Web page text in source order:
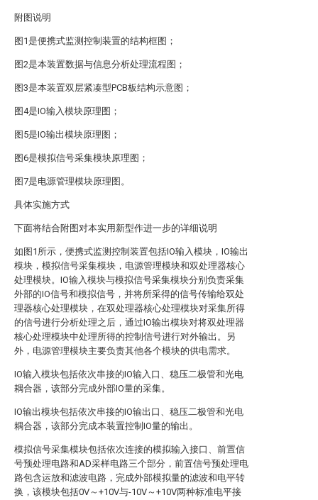
附图说明
图1是便携式监测控制装置的结构框图；
图2是本装置数据与信息分析处理流程图；
图3是本装置双层紧凑型PCB板结构示意图；
图4是IO输入模块原理图；
图5是IO输出模块原理图；
图6是模拟信号采集模块原理图；
图7是电源管理模块原理图。
具体实施方式
下面将结合附图对本实用新型作进一步的详细说明
如图1所示，便携式监测控制装置包括IO输入模块，IO输出
模块，模拟信号采集模块，电源管理模块和双处理器核心
处理模块。IO输入模块与模拟信号采集模块分别负责采集
外部的IO信号和模拟信号，并将所采得的信号传输给双处
理器核心处理模块，在双处理器核心处理模块对采集所得
的信号进行分析处理之后，通过IO输出模块对将双处理器
核心处理模块中处理所得的控制信号进行对外输出。另
外，电源管理模块主要负责其他各个模块的供电需求。
IO输入模块包括依次串接的IO输入口、稳压二极管和光电
耦合器，该部分完成外部IO量的采集。
IO输出模块包括依次串接的IO输出口、稳压二极管和光电
耦合器，该部分完成本装置控制IO量的输出。
模拟信号采集模块包括依次连接的模拟输入接口、前置信
号预处理电路和AD采样电路三个部分，前置信号预处理电
路包含运放和滤波电路，完成外部模拟量的滤波和电平转
换，该模块包括0V～+10V与-10V～+10V两种标准电平接